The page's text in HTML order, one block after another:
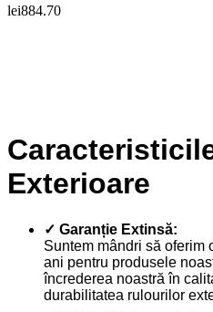
lei884.70
Exterioare
✓ Garanție Extinsă:
Suntem mândri să oferim
ani pentru produsele
încrederea noastră în
durabilitatea rulourilor